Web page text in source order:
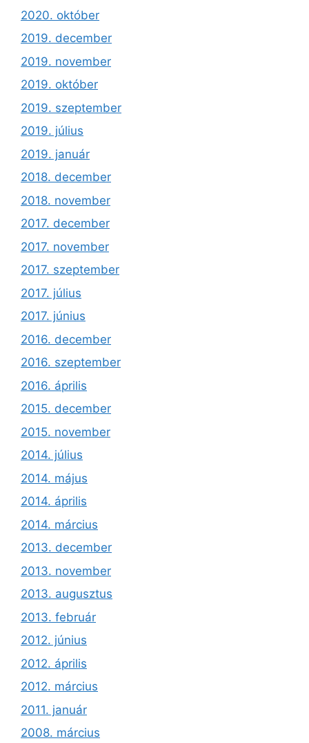
2020. október
2019. december
2019. november
2019. október
2019. szeptember
2019. július
2019. január
2018. december
2018. november
2017. december
2017. november
2017. szeptember
2017. július
2017. június
2016. december
2016. szeptember
2016. április
2015. december
2015. november
2014. július
2014. május
2014. április
2014. március
2013. december
2013. november
2013. augusztus
2013. február
2012. június
2012. április
2012. március
2011. január
2008. március